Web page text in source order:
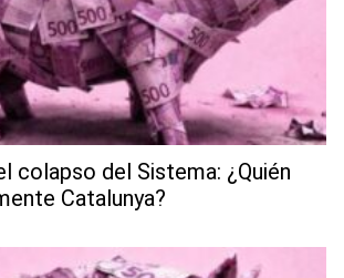
colapso del Sistema: ¿Quién
Catalunya?